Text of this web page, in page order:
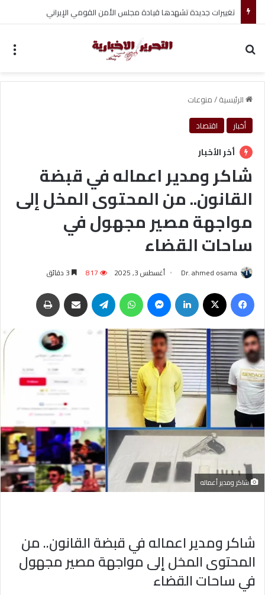
تغييرات جديدة تشهدها قيادة مجلس الأمن القومي الإيراني
الرئيسية/منوعات
أخبار
اقتصاد
أخر الأخبار
شاكر ومدير اعماله في قبضة
القانون.. من المحتوى المخل إلى
مواجهة مصير مجهول في
ساحات القضاء
Dr. ahmed osama أغسطس 3, 2025 817
شاكر ومدير أعماله
شاكر ومدير اعماله في قبضة القانون.. من
المحتوى المخل إلى مواجهة مصير مجهول
في ساحات القضاء